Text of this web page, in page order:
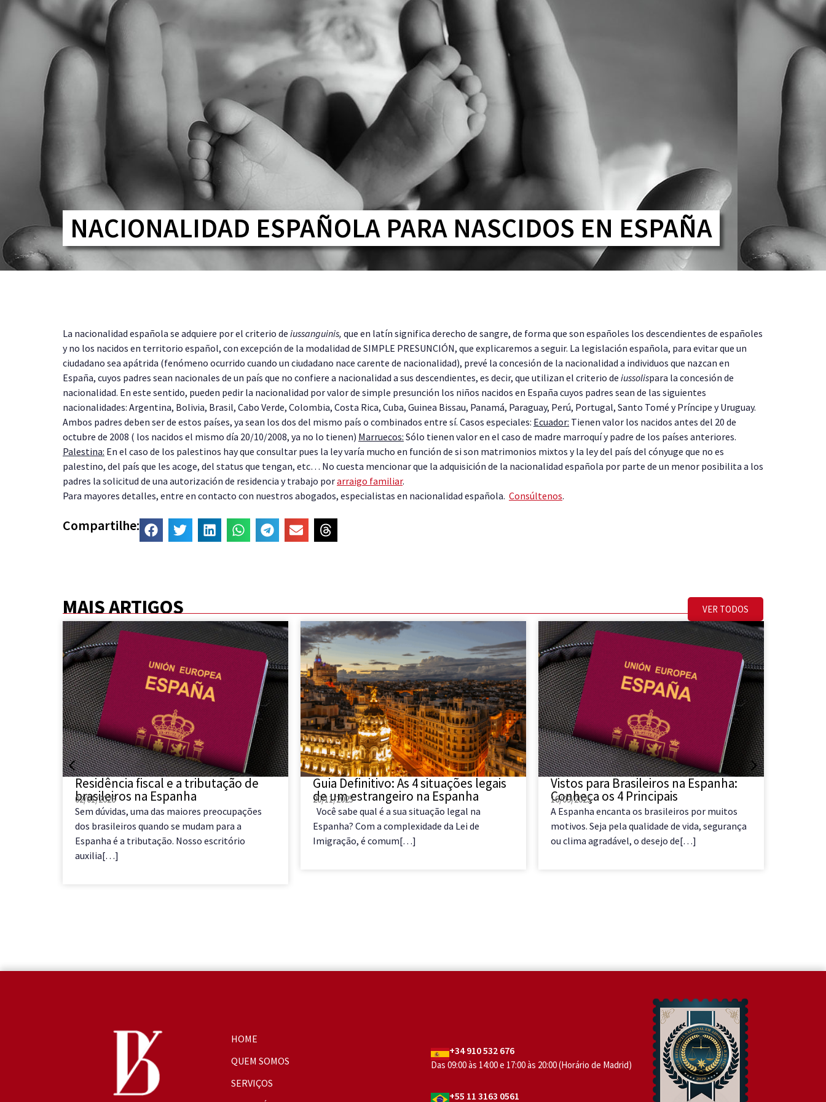
QUEM SOMOS SERVIÇOS CONTEÚDOS
NACIONALIDAD ESPAÑOLA PARA NASCIDOS EN ESPAÑA
La nacionalidad española se adquiere por el criterio de iussanguinis, que en latín significa derecho de sangre, de forma que son españoles los descendientes de españoles
y no los nacidos en territorio español, con excepción de la modalidad de SIMPLE PRESUNCIÓN, que explicaremos a seguir. La legislación española, para evitar que un
ciudadano sea apátrida (fenómeno ocurrido cuando un ciudadano nace carente de nacionalidad), prevé la concesión de la nacionalidad a individuos que nazcan en
España, cuyos padres sean nacionales de un país que no confiere a nacionalidad a sus descendientes, es decir, que utilizan el criterio de iussolispara la concesión de
nacionalidad. En este sentido, pueden pedir la nacionalidad por valor de simple presunción los niños nacidos en España cuyos padres sean de las siguientes
nacionalidades: Argentina, Bolivia, Brasil, Cabo Verde, Colombia, Costa Rica, Cuba, Guinea Bissau, Panamá, Paraguay, Perú, Portugal, Santo Tomé y Príncipe y Uruguay.
Ambos padres deben ser de estos países, ya sean los dos del mismo país o combinados entre sí. Casos especiales: Ecuador: Tienen valor los nacidos antes del 20 de
octubre de 2008 ( los nacidos el mismo día 20/10/2008, ya no lo tienen) Marruecos: Sólo tienen valor en el caso de madre marroquí y padre de los países anteriores.
Palestina: En el caso de los palestinos hay que consultar pues la ley varía mucho en función de si son matrimonios mixtos y la ley del país del cónyuge que no es
palestino, del país que les acoge, del status que tengan, etc… No cuesta mencionar que la adquisición de la nacionalidad española por parte de un menor posibilita a los
padres la solicitud de una autorización de residencia y trabajo porarraigo familiar.
Para mayores detalles, entre en contacto con nuestros abogados, especialistas en nacionalidad española. Consúltenos.
Compartilhe:
MAIS ARTIGOS VER TODOS
Residência fiscal e a tributação de
brasileiros na Espanha
02/01/2026
Sem dúvidas, uma das maiores preocupações
dos brasileiros quando se mudam para a
Espanha é a tributação. Nosso escritório
auxilia[…]
Guia Definitivo: As 4 situações legais
de um estrangeiro na Espanha
20/11/2025
Você sabe qual é a sua situação legal na
Espanha? Com a complexidade da Lei de
Imigração, é comum[…]
Vistos para Brasileiros na Espanha:
Conheça os 4 Principais
16/09/2025
A Espanha encanta os brasileiros por muitos
motivos. Seja pela qualidade de vida, segurança
ou clima agradável, o desejo de[…]
HOME
QUEM SOMOS
SERVIÇOS
+34 910 532 676
Das 09:00 às 14:00 e 17:00 às 20:00 (Horário de Madrid)
+55 11 3163 0561